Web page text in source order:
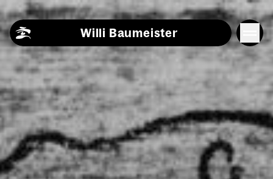
Skip to content
Willi Baumeister